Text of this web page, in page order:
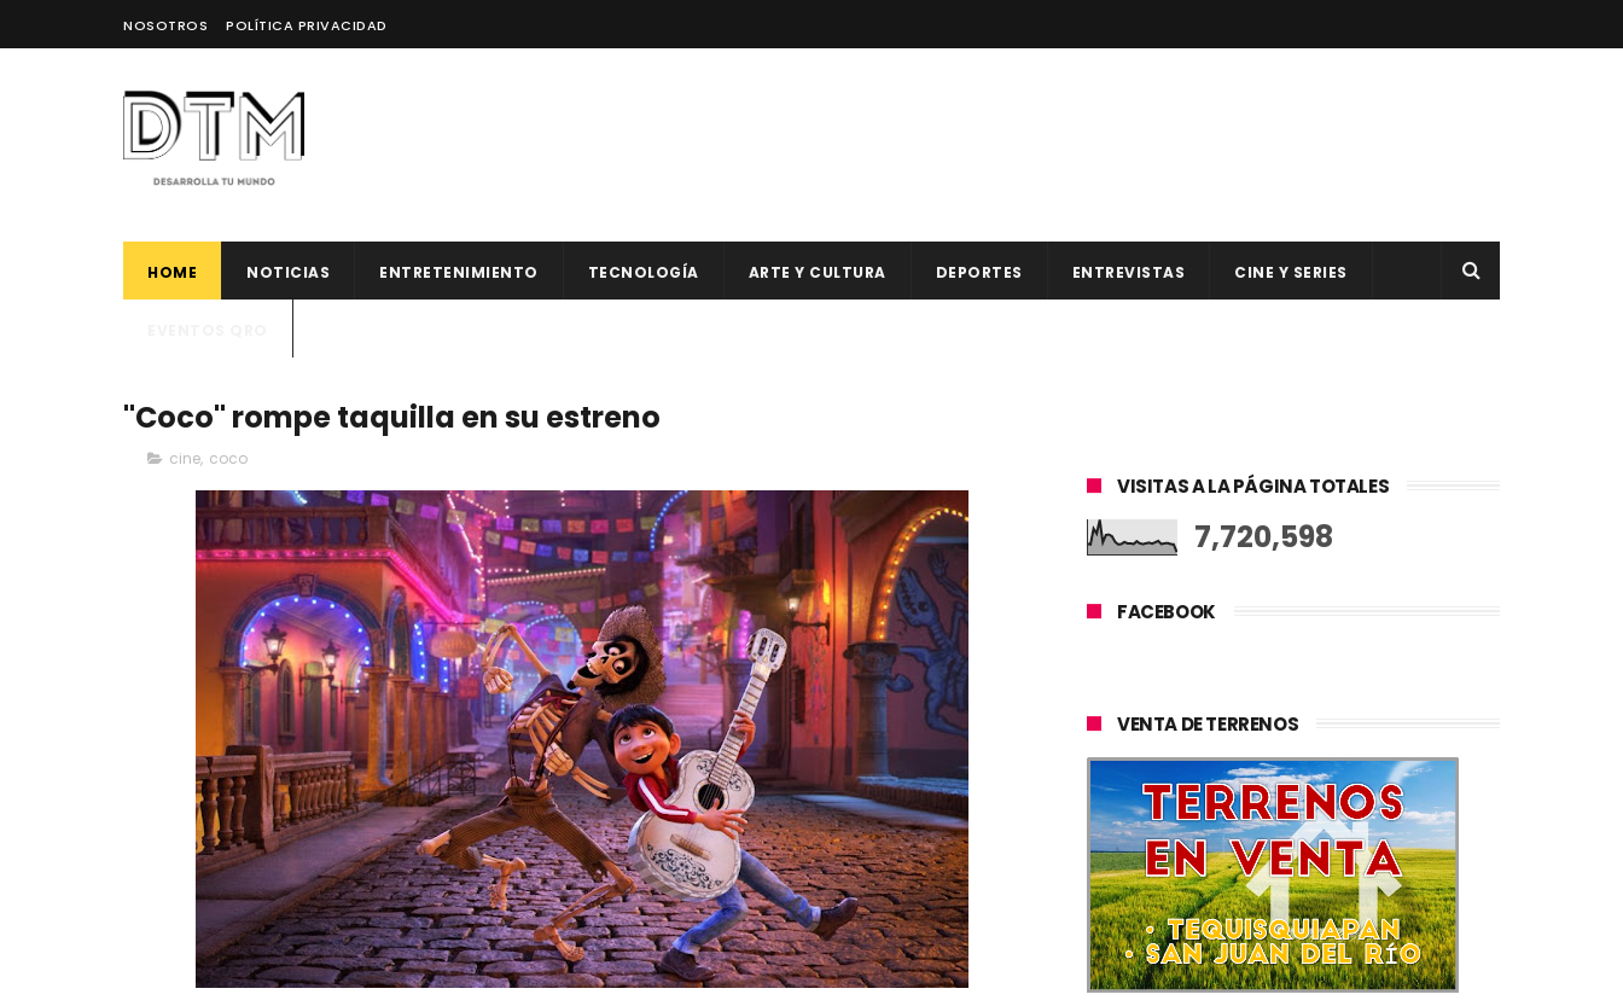
NOSOTROS POLÍTICA PRIVACIDAD
HOME NOTICIAS ENTRETENIMIENTO TECNOLOGÍA ARTE Y CULTURA DEPORTES ENTREVISTAS CINE Y SERIES
"Coco" rompe taquilla en su estreno
cine, coco
VISITAS A LA PÁGINA TOTALES
7,720,598
FACEBOOK
VENTA DE TERRENOS